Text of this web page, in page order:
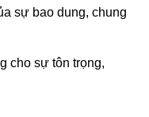
sự bao dung, chung
cho sự tôn trọng,